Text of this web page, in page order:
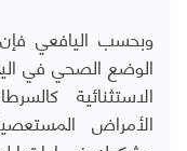
وبحسب اليافعي
الوضع الصحي في
الاستثنائية
الأمراض